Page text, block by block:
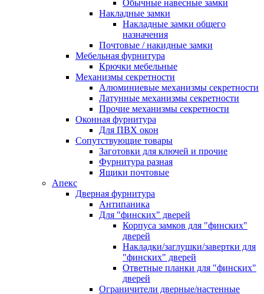
Обычные навесные замки
Накладные замки
Накладные замки общего
назначения
Почтовые / накидные замки
Мебельная фурнитура
Крючки мебельные
Механизмы секретности
Алюминиевые механизмы секретности
Латунные механизмы секретности
Прочие механизмы секретности
Оконная фурнитура
Для ПВХ окон
Сопутствующие товары
Заготовки для ключей и прочие
Фурнитура разная
Ящики почтовые
Апекс
Дверная фурнитура
Антипаника
Для "финских" дверей
Корпуса замков для "финских"
дверей
Накладки/заглушки/завертки для
"финских" дверей
Ответные планки для "финских"
дверей
Ограничители дверные/настенные